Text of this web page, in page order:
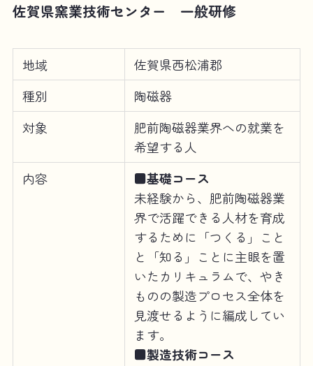
佐賀県窯業技術センター 一般研修
地域
佐賀県西松浦郡
種別
陶磁器
対象
肥前陶磁器業界への就業を
希望する人
内容
■基礎コース
未経験から、肥前陶磁器業
界で活躍できる人材を育成
するために「つくる」こと
と「知る」ことに主眼を置
いたカリキュラムで、やき
ものの製造プロセス全体を
見渡せるように編成してい
ます。
■製造技術コース